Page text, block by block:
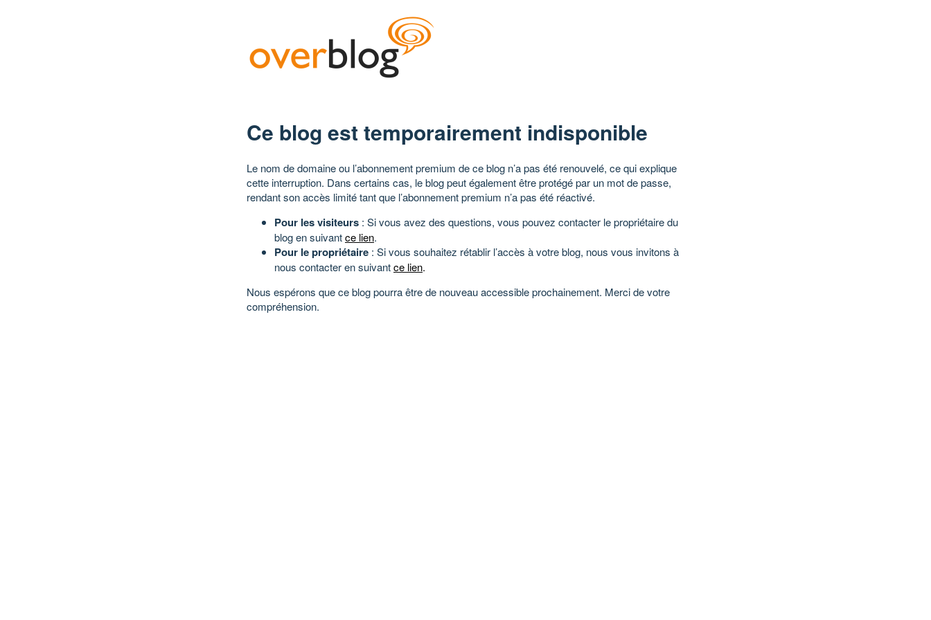
Ce blog est temporairement indisponible
Le nom de domaine ou l’abonnement premium de ce blog n’a pas été renouvelé, ce qui explique
cette interruption. Dans certains cas, le blog peut également être protégé par un mot de passe,
rendant son accès limité tant que l’abonnement premium n’a pas été réactivé.
Pour les visiteurs : Si vous avez des questions, vous pouvez contacter le propriétaire du
blog en suivantce lien.
Pour le propriétaire : Si vous souhaitez rétablir l’accès à votre blog, nous vous invitons à
nous contacter en suivantce lien.
Nous espérons que ce blog pourra être de nouveau accessible prochainement. Merci de votre
compréhension.